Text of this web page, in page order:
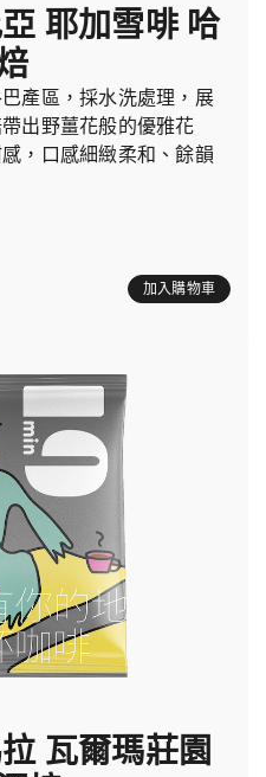
耶加雪啡 哈
產區，採水洗處理，展
出野薑花般的優雅花
，口感細緻柔和、餘韻
加入購物車
瓦爾瑪莊園